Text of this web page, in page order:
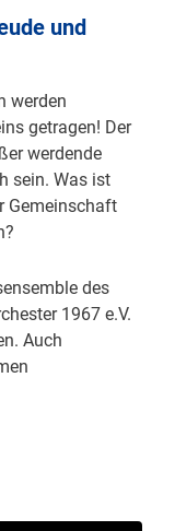
und
werden
getragen! Der
werdende
sein. Was ist
Gemeinschaft
des
1967 e.V.
Auch